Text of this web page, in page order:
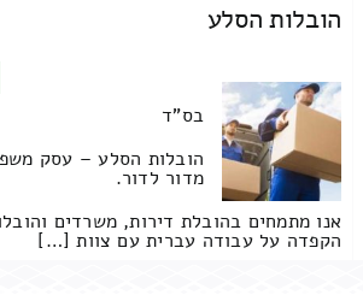
הובלות הסלע
בס"ד
הובלות הסלע – עסק
מדור לדור.
אנו מתמחים בהובלת דירות, משרדים
הקפדה על עבודה עברית עם צוות […]